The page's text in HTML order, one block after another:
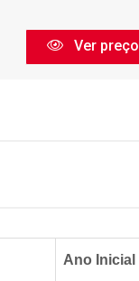
Ver preço
Ano Inicial